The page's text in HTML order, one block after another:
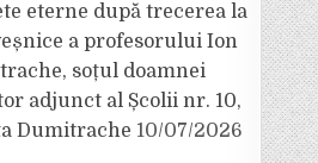
eterne după trecerea la
a profesorului Ion
soțul doamnei
adjunct al Școlii nr. 10,
Dumitrache 10/07/2026